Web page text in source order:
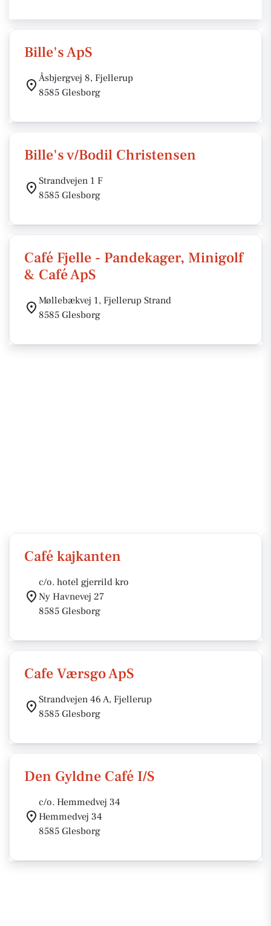
Bille's ApS
Åsbjergvej 8, Fjellerup
8585 Glesborg
Bille's v/Bodil Christensen
Strandvejen 1 F
8585 Glesborg
Café Fjelle - Pandekager, Minigolf
& Café ApS
Møllebækvej 1, Fjellerup Strand
8585 Glesborg
Café kajkanten
c/o. hotel gjerrild kro
Ny Havnevej 27
8585 Glesborg
Cafe Værsgo ApS
Strandvejen 46 A, Fjellerup
8585 Glesborg
Den Gyldne Café I/S
c/o. Hemmedvej 34
Hemmedvej 34
8585 Glesborg